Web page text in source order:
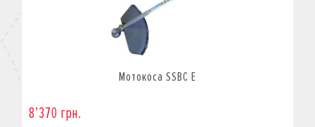
Мотокоса SSBC E
8’370 грн.